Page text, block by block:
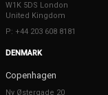
W1K 5DS London
United Kingdom
P: +44 203 608 8181
DENMARK
Copenhagen
Ny Østergade 20